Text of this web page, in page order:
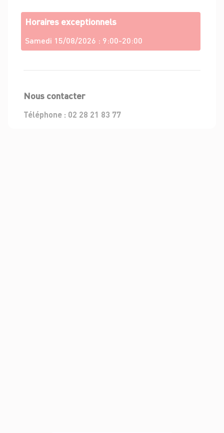
Horaires exceptionnels
Samedi 15/08/2026 : 9:00-20:00
Nous contacter
Téléphone : 02 28 21 83 77